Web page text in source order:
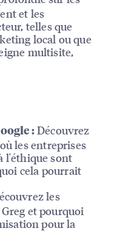
et les
telles que
local ou que
multisite,
:Découvrez
les entreprises
l'éthique sont
cela pourrait
les
et pourquoi
pour la